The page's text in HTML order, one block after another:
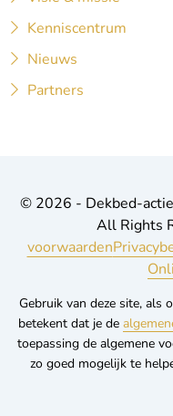
Kenniscentrum
Nieuws
Partners
© 2026 - Dekbed-
All Rights
voorwaarden
Gebruik van deze site, als
betekent dat je de
toepassing de algemene
zo goed mogelijk te